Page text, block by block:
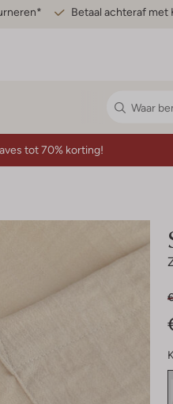
Betaal achteraf met
tot 70% korting!